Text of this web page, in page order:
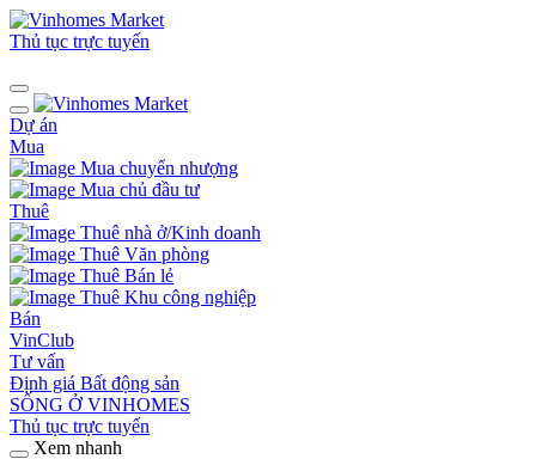
Thủ tục trực tuyến
Dự án
Mua
Mua chuyển nhượng
Mua chủ đầu tư
Thuê
Thuê nhà ở/Kinh doanh
Thuê Văn phòng
Thuê Bán lẻ
Thuê Khu công nghiệp
Bán
VinClub
Tư vấn
Định giá Bất động sản
SỐNG Ở VINHOMES
Thủ tục trực tuyến
Xem nhanh